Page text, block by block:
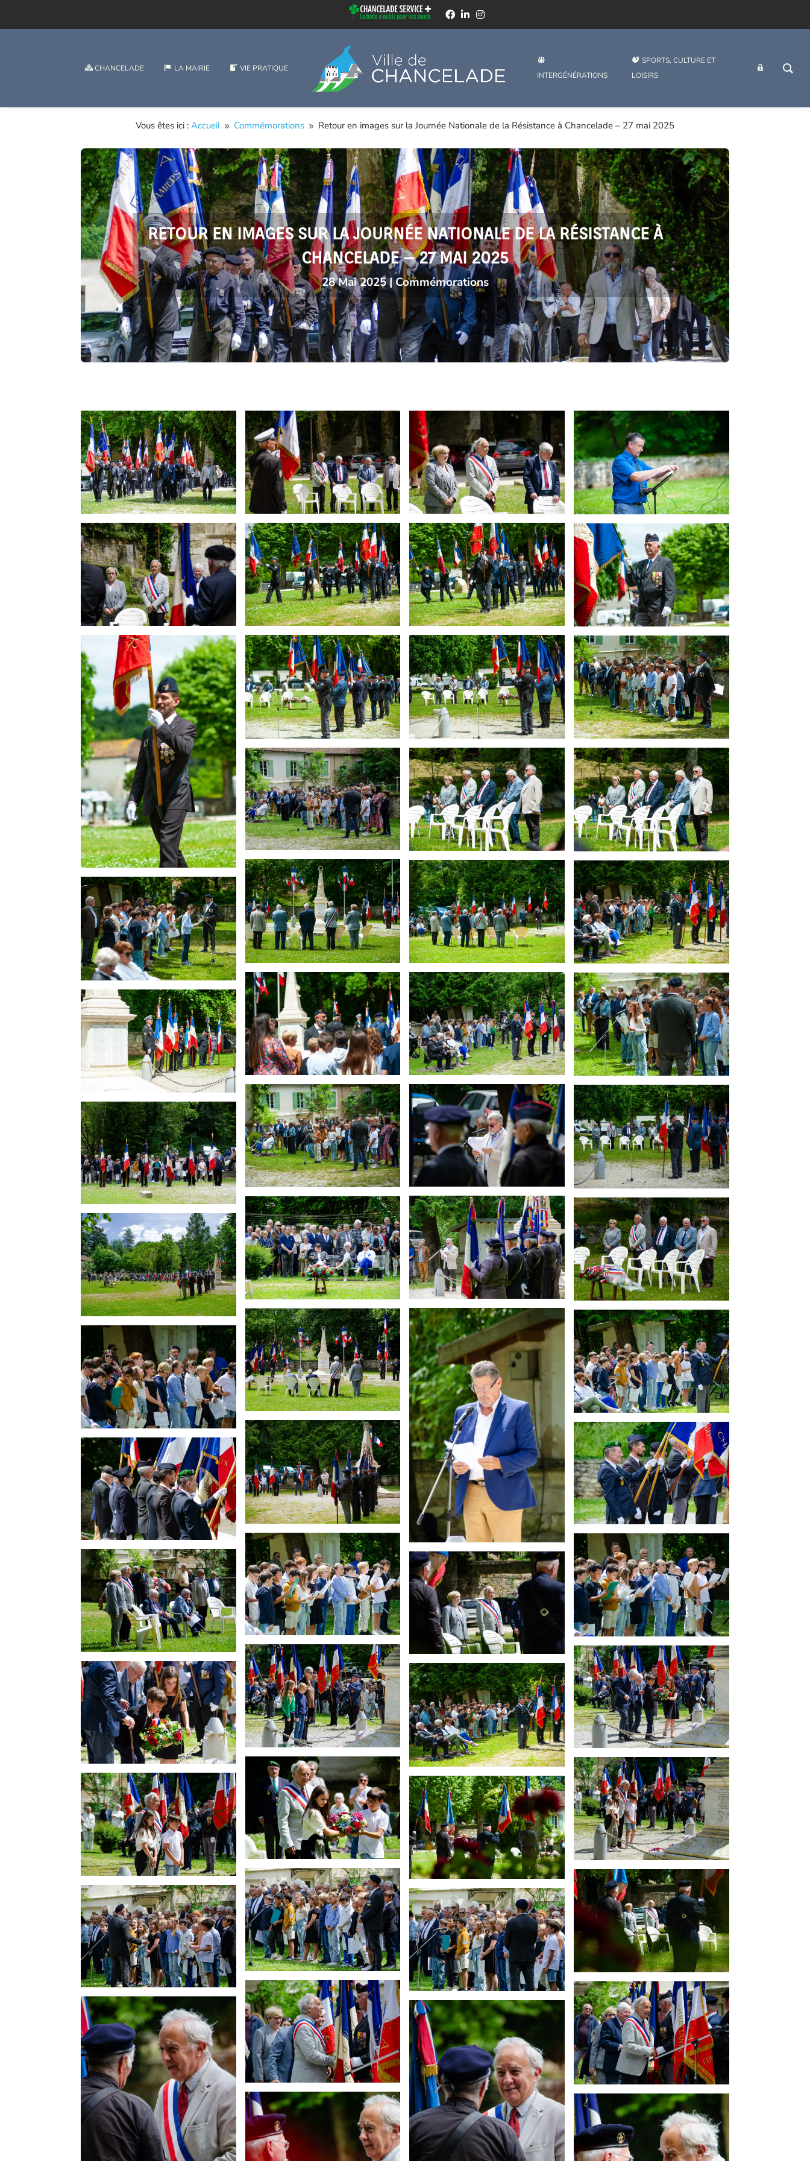
CHANCELADE LA MAIRIE VIE PRATIQUE
INTERGÉNÉRATIONS
SPORTS, CULTURE ET
LOISIRS
INTRANET
Vous êtes ici : Accueil 9 Commémorations 9 Retour en images sur la Journée Nationale de la Résistance à Chancelade – 27 mai 2025
RETOUR EN IMAGES SUR LA JOURNÉE NATIONALE DE LA RÉSISTANCE À
CHANCELADE – 27 MAI 2025
28 Mai 2025|Commémorations